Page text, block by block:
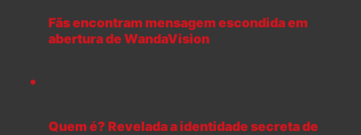
Fãs encontram mensagem escondida em
abertura de WandaVision
Quem é? Revelada a identidade secreta de